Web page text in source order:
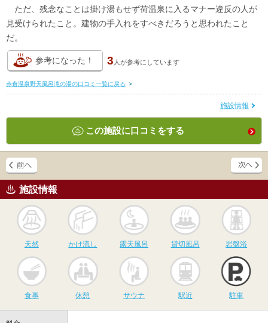
ただ、残念なことは掛け湯もせず荷温泉に入るマナー違反の人が
見受けられたこと。建物の手入れをすべきだろうと思われたこと
だ。
参考になった！ 3 人が参考にしています
赤倉温泉野天風呂滝の湯の口コミ一覧に戻る >
施設情報
この施設に口コミをする
施設情報
天然
かけ流し
かけ流し
露天風呂
露天風呂
貸切風呂
貸切風呂 岩盤浴
食事 休憩
サウナ
サウナ 駅近 駐車